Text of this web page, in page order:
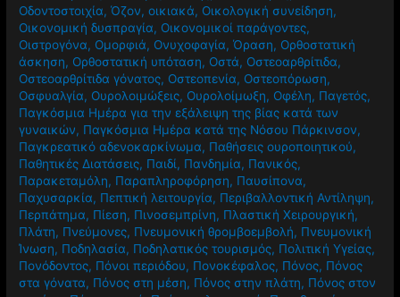
Οδοντοστοιχία,Όζον,οικιακά, Οικολογική συνείδηση,
Οικονομική δυσπραγία, Οικονομικοί παράγοντες,
Οιστρογόνα, Ομορφιά, Ονυχοφαγία,Όραση, Ορθοστατική
άσκηση, Ορθοστατική υπόταση, Οστά, Οστεοαρθρίτιδα,
Οστεοαρθρίτιδα γόνατος, Οστεοπενία, Οστεοπόρωση,
Οσφυαλγία, Ουρολοιμώξεις, Ουρολοίμωξη, Οφέλη, Παγετός,
Παγκόσμια Ημέρα για την εξάλειψη της βίας κατά των
γυναικών, Παγκόσμια Ημέρα κατά της Νόσου Πάρκινσον,
Παγκρεατικό αδενοκαρκίνωμα, Παθήσεις ουροποιητικού,
Παθητικές Διατάσεις, Παιδί, Πανδημία, Πανικός,
Παρακεταμόλη, Παραπληροφόρηση, Παυσίπονα,
Παχυσαρκία, Πεπτική λειτουργία, Περιβαλλοντική Αντίληψη,
Περπάτημα, Πίεση, Πινοσεμπρίνη, Πλαστική Χειρουργική,
Πλάτη, Πνεύμονες, Πνευμονική θρομβοεμβολή, Πνευμονική
Ίνωση, Ποδηλασία, Ποδηλατικός τουρισμός, Πολιτική Υγείας,
Πονόδοντος, Πόνοι περιόδου, Πονοκέφαλος, Πόνος, Πόνος
στα γόνατα, Πόνος στη μέση, Πόνος στην πλάτη, Πόνος στον